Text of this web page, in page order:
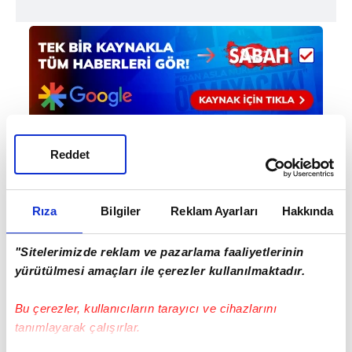
Rıza Bilgiler Reklam Ayarları Hakkında
"Sitelerimizde reklam ve pazarlama faaliyetlerinin
yürütülmesi amaçları ile çerezler kullanılmaktadır.
Bu çerezler, kullanıcıların tarayıcı ve cihazlarını
tanımlayarak çalışırlar.
Reddet
#OKAN BURUK
#KEMERBURGAZ METİN OKTAY TESİSLERİ